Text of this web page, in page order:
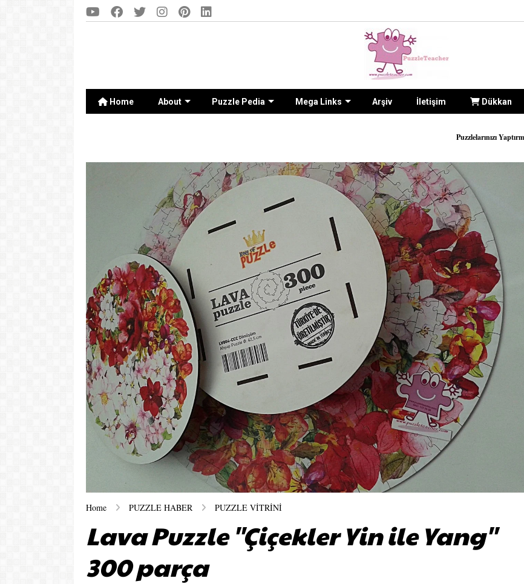
Home About Puzzle Pedia Mega Links Arşiv İletişim Dükkan
Puzzlelarınızı Yaptırmak İçin Sitenin
Home PUZZLE HABER PUZZLE VİTRİNİ
Lava Puzzle ''Çiçekler Yin ile Yang''
300 parça